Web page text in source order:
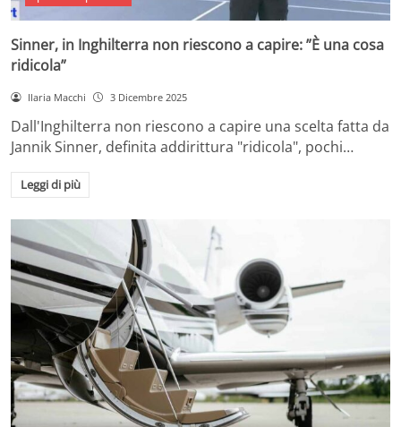
Sinner, in Inghilterra non riescono a capire: ”È una cosa
ridicola”
Ilaria Macchi 3 Dicembre 2025
Dall'Inghilterra non riescono a capire una scelta fatta da
Jannik Sinner, definita addirittura "ridicola", pochi…
Leggi di più